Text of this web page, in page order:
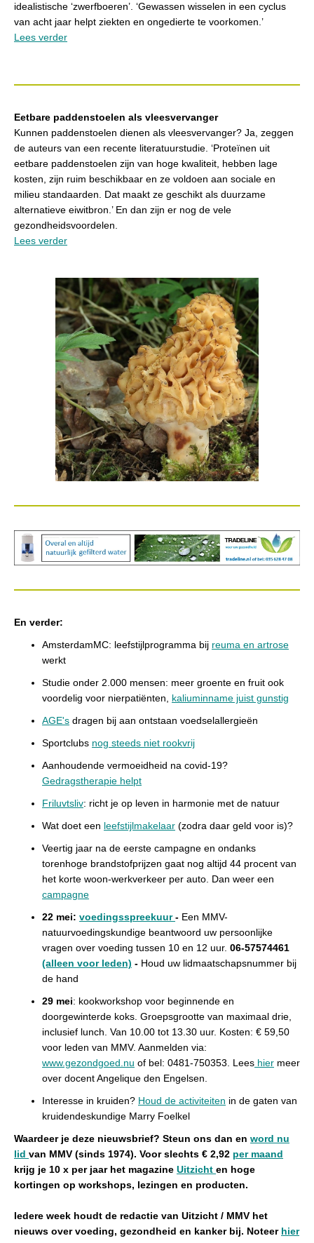
idealistische ‘zwerfboeren’. ‘Gewassen wisselen in een cyclus
van acht jaar helpt ziekten en ongedierte te voorkomen.’
Lees verder
Eetbare paddenstoelen als vleesvervanger
Kunnen paddenstoelen dienen als vleesvervanger? Ja, zeggen
de auteurs van een recente literatuurstudie. ‘Proteïnen uit
eetbare paddenstoelen zijn van hoge kwaliteit, hebben lage
kosten, zijn ruim beschikbaar en ze voldoen aan sociale en
milieu standaarden. Dat maakt ze geschikt als duurzame
alternatieve eiwitbron.’ En dan zijn er nog de vele
gezondheidsvoordelen.
Lees verder
En verder:
AmsterdamMC: leefstijlprogramma bij reuma en artrose
werkt
Studie onder 2.000 mensen: meer groente en fruit ook
voordelig voor nierpatiënten, kaliuminname juist gunstig
AGE's dragen bij aan ontstaan voedselallergieën
Sportclubs nog steeds niet rookvrij
Aanhoudende vermoeidheid na covid-19?
Gedragstherapie helpt
Friluvtsliv: richt je op leven in harmonie met de natuur
Wat doet een leefstijlmakelaar (zodra daar geld voor is)?
Veertig jaar na de eerste campagne en ondanks
torenhoge brandstofprijzen gaat nog altijd 44 procent van
het korte woon-werkverkeer per auto. Dan weer een
campagne
22 mei: voedingsspreekuur- Een MMV-
natuurvoedingskundige beantwoord uw persoonlijke
vragen over voeding tussen 10 en 12 uur. 06-57574461
(alleen voor leden) - Houd uw lidmaatschapsnummer bij
de hand
29 mei: kookworkshop voor beginnende en
doorgewinterde koks. Groepsgrootte van maximaal drie,
inclusief lunch. Van 10.00 tot 13.30 uur. Kosten: € 59,50
voor leden van MMV. Aanmelden via:
www.gezondgoed.nu of bel: 0481-750353. Lees hier meer
over docent Angelique den Engelsen.
Interesse in kruiden? Houd de activiteiten in de gaten van
kruidendeskundige Marry Foelkel
Waardeer je deze nieuwsbrief? Steun ons dan en word nu
lid van MMV (sinds 1974). Voor slechts € 2,92 per maand
krijg je 10 x per jaar het magazine Uitzicht en hoge
kortingen op workshops, lezingen en producten.
Iedere week houdt de redactie van Uitzicht / MMV het
nieuws over voeding, gezondheid en kanker bij. Noteer hier